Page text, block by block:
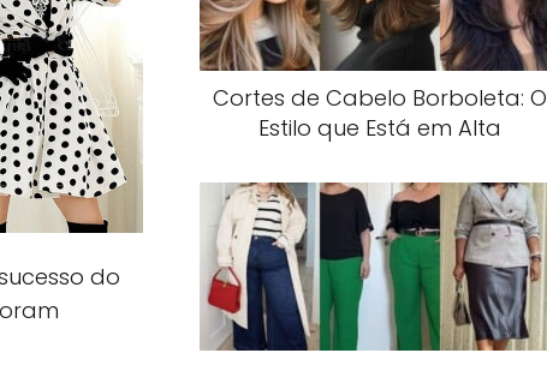
do
Cortes de Cabelo Borboleta: O
Estilo que Está em Alta